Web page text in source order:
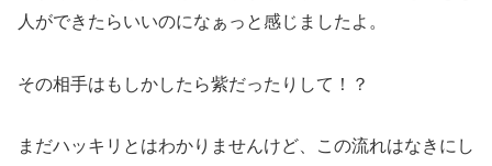
人ができたらいいのになぁっと感じましたよ。
その相手はもしかしたら紫だったりして！？
まだハッキリとはわかりませんけど、この流れはなきにし